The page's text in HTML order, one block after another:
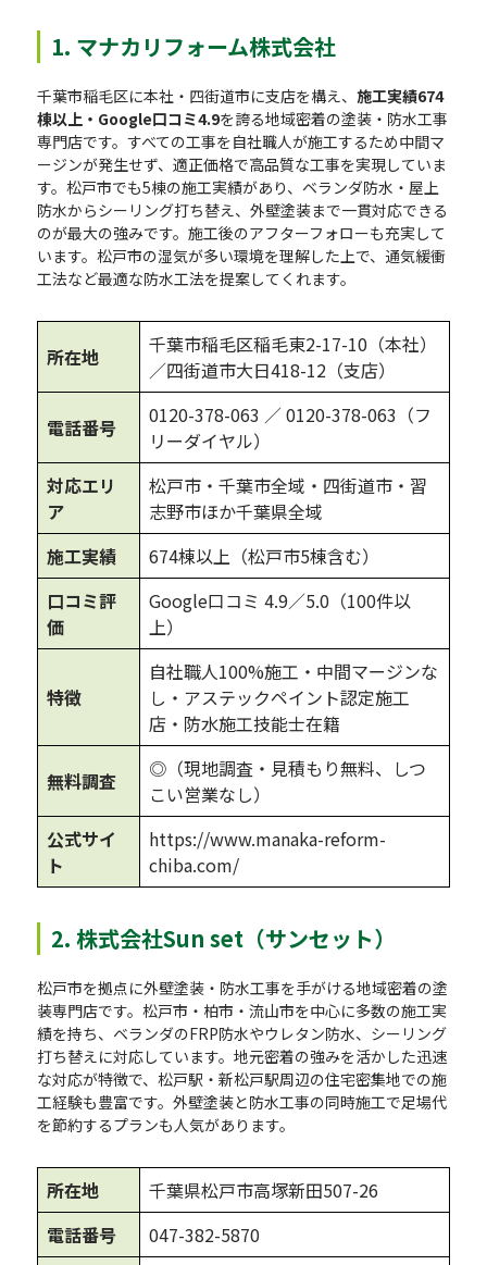
1. マナカリフォーム株式会社
千葉市稲毛区に本社・四街道市に支店を構え、 施工実績674
棟以上・Google口コミ4.9を誇る地域密着の塗装・防水工事
専門店です。すべての工事を自社職人が施工するため中間マ
ージンが発生せず、適正価格で高品質な工事を実現していま
す。松戸市でも5棟の施工実績があり、ベランダ防水・屋上
防水からシーリング打ち替え、外壁塗装まで一貫対応できる
のが最大の強みです。施工後のアフターフォローも充実して
います。松戸市の湿気が多い環境を理解した上で、通気緩衝
工法など最適な防水工法を提案してくれます。
所在地
千葉市稲毛区稲毛東2-17-10（本社）
／四街道市大日418-12（支店）
電話番号 0120-378-063 ／ 0120-378-063（フ
リーダイヤル）
対応エリ
ア
松戸市・千葉市全域・四街道市・習
志野市ほか千葉県全域
施工実績
674棟以上（松戸市5棟含む）
口コミ評
価
Google口コミ 4.9／5.0（100件以
上）
特徴
自社職人100%施工・中間マージンな
し・アステックペイント認定施工
店・防水施工技能士在籍
無料調査
◎（現地調査・見積もり無料、しつ
こい営業なし）
公式サイ
ト
https://www.manaka-reform-
chiba.com/
2. 株式会社Sun set（サンセット）
松戸市を拠点に外壁塗装・防水工事を手がける地域密着の塗
装専門店です。松戸市・柏市・流山市を中心に多数の施工実
績を持ち、ベランダのFRP防水やウレタン防水、シーリング
打ち替えに対応しています。地元密着の強みを活かした迅速
な対応が特徴で、松戸駅・新松戸駅周辺の住宅密集地での施
工経験も豊富です。外壁塗装と防水工事の同時施工で足場代
を節約するプランも人気があります。
所在地
千葉県松戸市高塚新田507-26
電話番号
047-382-5870